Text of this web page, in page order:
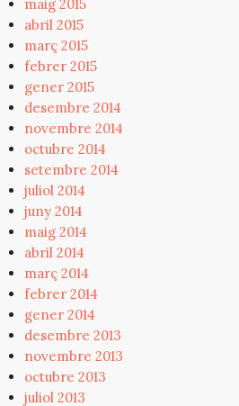
maig 2015
abril 2015
març 2015
febrer 2015
gener 2015
desembre 2014
novembre 2014
octubre 2014
setembre 2014
juliol 2014
juny 2014
maig 2014
abril 2014
març 2014
febrer 2014
gener 2014
desembre 2013
novembre 2013
octubre 2013
juliol 2013